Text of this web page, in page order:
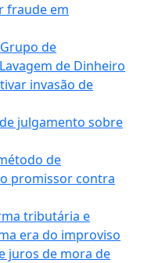
fraude em
de
de Dinheiro
invasão de
julgamento sobre
de
promissor contra
tributária e
era do improviso
juros de mora de